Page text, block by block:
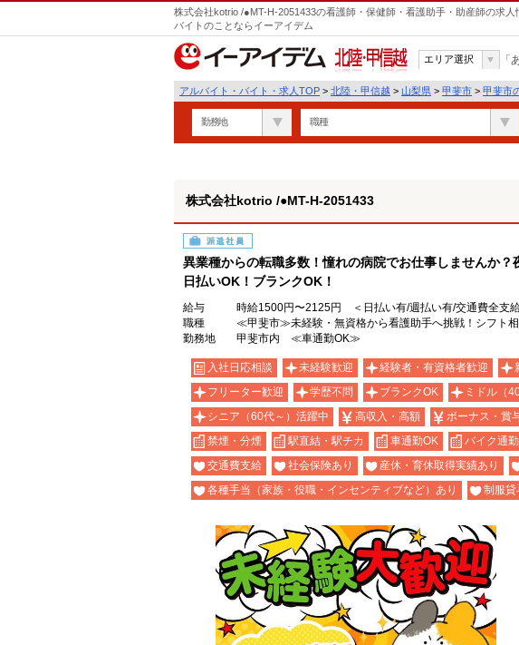
株式会社kotrio /●MT-H-2051433の看護師・保健師・看護助手・助産師の求
バイトのことならイーアイデム
北陸・甲信越
エリア選択 「
アルバイト・バイト・求人TOP > 北陸・甲信越 > 山梨県 > 甲斐市 > 甲斐市
勤務地 職種
株式会社kotrio /●MT-H-2051433
派遣社員
異業種からの転職多数！憧れの病院でお仕事しませんか？
日払いOK！ブランクOK！
給与
時給1500円〜2125円 ＜日払い有/週払い有/交通費全支
職種
≪甲斐市≫未経験・無資格から看護助手へ挑戦！シフト相
勤務地
甲斐市内 ≪車通勤OK≫
入社日応相談 未経験歓迎 経験者・有資格者歓迎
フリーター歓迎
学歴不問 ブランクOK ミドル（
シニア（60代～）活躍中
高収入・高額 ボーナス・賞
禁煙・分煙
駅直結・駅チカ 車通勤OK バイク通
交通費支給
社会保険あり 産休・育休取得実績あり
各種手当（家族・役職・インセンティブなど）あり
制服貸